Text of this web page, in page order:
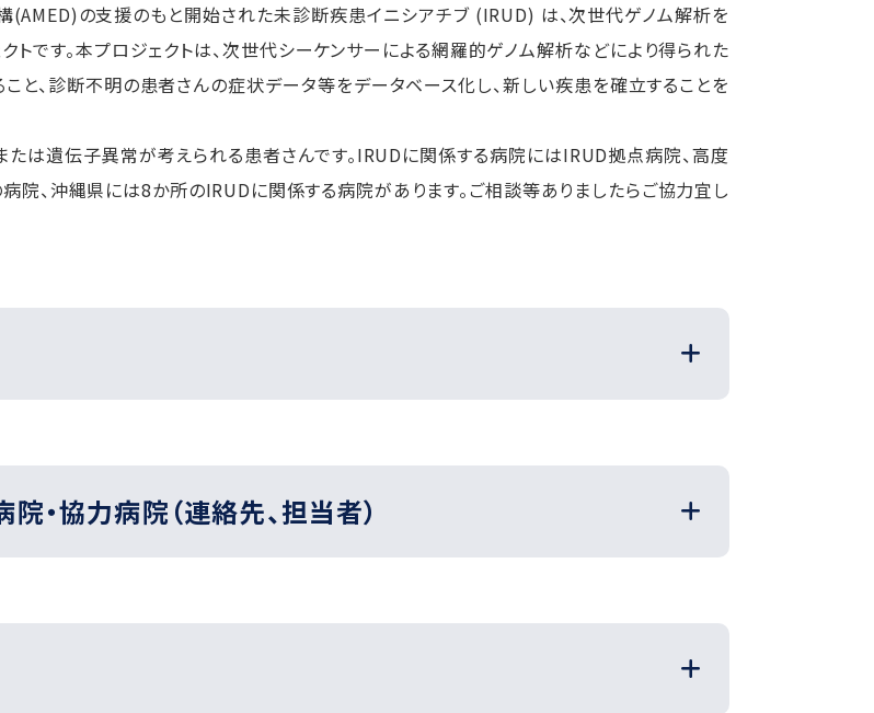
の支援のもと開始された未診断疾患イニシアチブ (IRUD) は、次世代ゲノム解析を
です。本プロジェクトは、次世代シーケンサーによる網羅的ゲノム解析などにより得られた
と、診断不明の患者さんの症状データ等をデータベース化し、新しい疾患を確立することを
たは遺伝子異常が考えられる患者さんです。IRUDに関係する病院にはIRUD拠点病院、高度
院、沖縄県には8か所のIRUDに関係する病院があります。ご相談等ありましたらご協力宜し
‧協力病院（連絡先、担当者）